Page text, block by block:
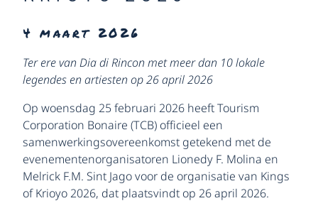
4 maart 2026
Ter ere van Dia di Rincon met meer dan 10 lokale
legendes en artiesten op 26 april 2026
Op woensdag 25 februari 2026 heeft Tourism
Corporation Bonaire (TCB) officieel een
samenwerkingsovereenkomst getekend met de
evenementenorganisatoren Lionedy F. Molina en
Melrick F.M. Sint Jago voor de organisatie van Kings
of Krioyo 2026, dat plaatsvindt op 26 april 2026.